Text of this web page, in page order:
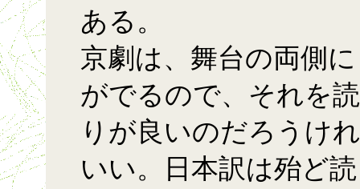
ある。
京劇は、舞台の両側
がでるので、それを
りが良いのだろうけ
いい。日本訳は殆ど